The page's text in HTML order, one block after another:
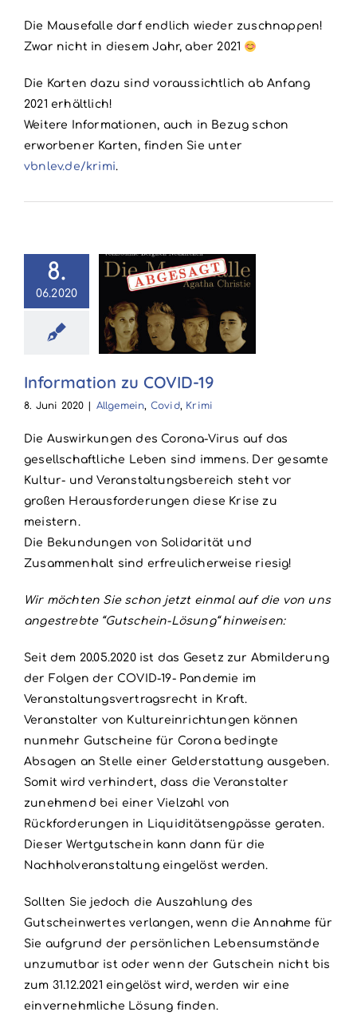
Die Mausefalle darf endlich wieder zuschnappen!
Zwar nicht in diesem Jahr, aber 2021
Die Karten dazu sind voraussichtlich ab Anfang
2021 erhältlich!
Weitere Informationen, auch in Bezug schon
erworbener Karten, finden Sie unter
vbnlev.de/krimi.
8.
06.2020
zu
19
Information zu COVID-19
8. Juni 2020 Allgemein, Covid, Krimi
Die Auswirkungen des Corona-Virus auf das
gesellschaftliche Leben sind immens. Der gesamte
Kultur- und Veranstaltungsbereich steht vor
großen Herausforderungen diese Krise zu
meistern.
Die Bekundungen von Solidarität und
Zusammenhalt sind erfreulicherweise riesig!
Wir möchten Sie schon jetzt einmal auf die von uns
angestrebte “Gutschein-Lösung“ hinweisen:
Seit dem 20.05.2020 ist das Gesetz zur Abmilderung
der Folgen der COVID-19- Pandemie im
Veranstaltungsvertragsrecht in Kraft.
Veranstalter von Kultureinrichtungen können
nunmehr Gutscheine für Corona bedingte
Absagen an Stelle einer Gelderstattung ausgeben.
Somit wird verhindert, dass die Veranstalter
zunehmend bei einer Vielzahl von
Rückforderungen in Liquiditätsengpässe geraten.
Dieser Wertgutschein kann dann für die
Nachholveranstaltung eingelöst werden.
Sollten Sie jedoch die Auszahlung des
Gutscheinwertes verlangen, wenn die Annahme für
Sie aufgrund der persönlichen Lebensumstände
unzumutbar ist oder wenn der Gutschein nicht bis
zum 31.12.2021 eingelöst wird, werden wir eine
einvernehmliche Lösung finden.